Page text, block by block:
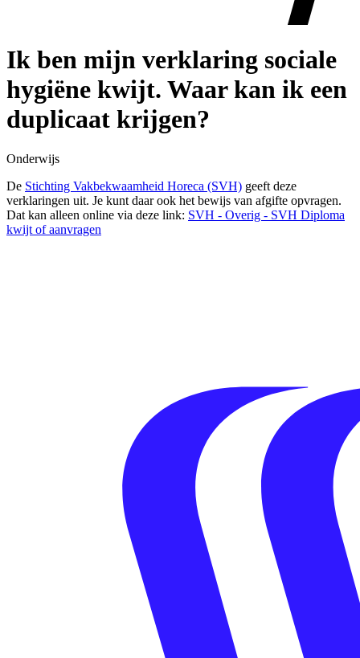
Ik ben mijn verklaring sociale
hygiëne kwijt. Waar kan ik een
duplicaat krijgen?
Onderwijs
De Stichting Vakbekwaamheid Horeca (SVH) geeft deze
verklaringen uit. Je kunt daar ook het bewijs van afgifte opvragen.
Dat kan alleen online via deze link: SVH - Overig - SVH Diploma
kwijt of aanvragen